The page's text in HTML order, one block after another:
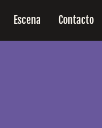
Escena Contacto